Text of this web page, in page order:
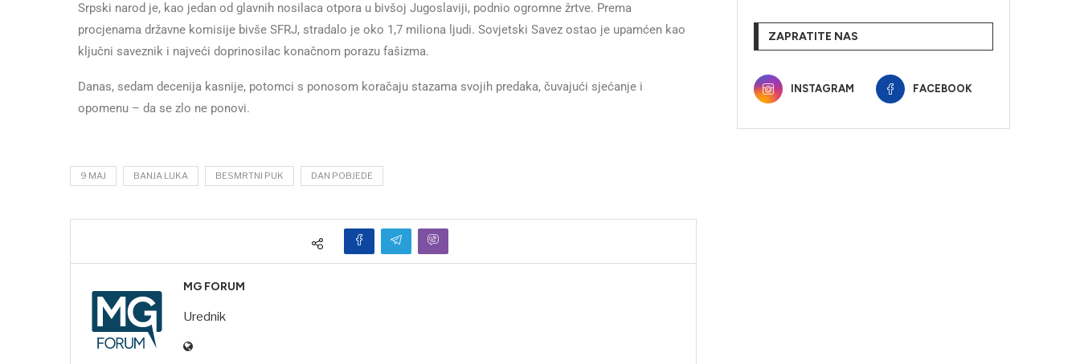
Srpski narod je, kao jedan od glavnih nosilaca otpora u bivšoj Jugoslaviji, podnio ogromne žrtve. Prema
procjenama državne komisije bivše SFRJ, stradalo je oko 1,7 miliona ljudi. Sovjetski Savez ostao je upamćen kao
ključni saveznik i najveći doprinosilac konačnom porazu fašizma.
Danas, sedam decenija kasnije, potomci s ponosom koračaju stazama svojih predaka, čuvajući sjećanje i
opomenu – da se zlo ne ponovi.
9 MAJ BANJA LUKA BESMRTNI PUK DAN POBJEDE
MG FORUM
Urednik
ZAPRATITE NAS
INSTAGRAM FACEBOOK